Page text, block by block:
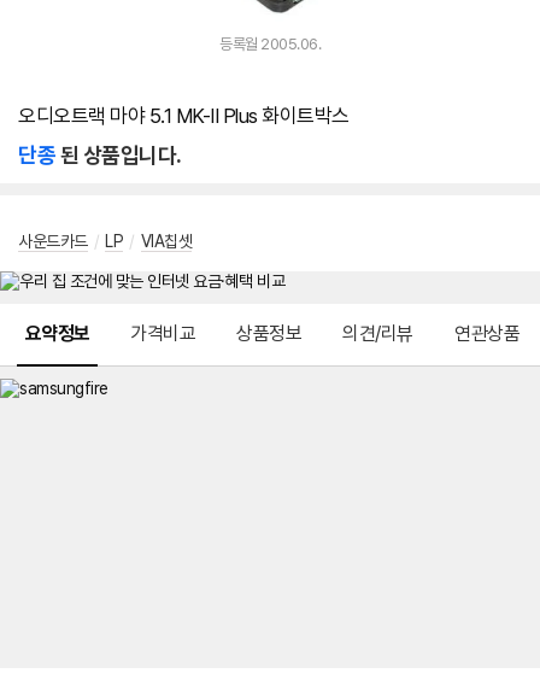
등록월 2005.06.
오디오트랙 마야 5.1 MK-II Plus 화이트박스
단종된 상품입니다.
사운드카드 / LP / VIA칩셋
요약정보 가격비교 상품정보 의견/리뷰 연관상품